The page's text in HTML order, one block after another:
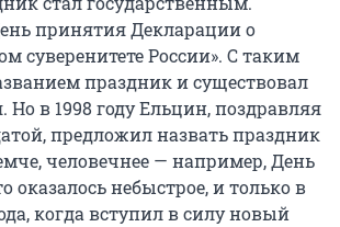
принятия Декларации о
суверенитете России». С таким
праздник и существовал
Но в 1998 году Ельцин, поздравляя
предложил назвать праздник
человечнее — например, День
оказалось небыстрое, и только в
когда вступил в силу новый